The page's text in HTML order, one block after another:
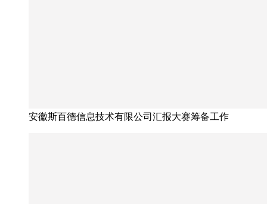
安徽斯百德信息技术有限公司汇报大赛筹备工作